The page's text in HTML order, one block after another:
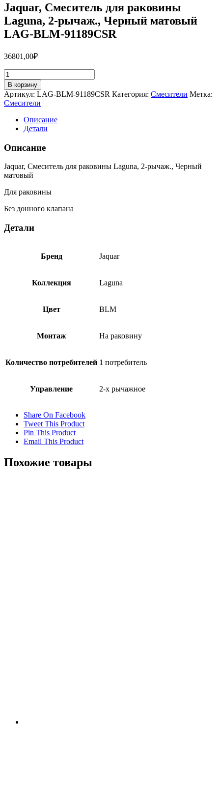
Jaquar, Смеситель для раковины
Laguna, 2-рычаж., Черный матовый
LAG-BLM-91189CSR
36801,00₽
Количество
товара
Jaquar,
Смеситель
для
раковины
Laguna,
рычаж.,
Черный
LAG-
BLM-
91189CSR
В корзину
Артикул: LAG-BLM-91189CSR Категория: Смесители Метка:
Смесители
Описание
Детали
Описание
Jaquar, Смеситель для раковины Laguna, 2-рычаж., Черный
матовый
Для раковины
Без донного клапана
Детали
Бренд Jaquar
Коллекция Laguna
Цвет BLM
Монтаж На раковину
Количество потребителей 1 потребитель
Управление 2-х рычажное
Share On Facebook
Tweet This Product
Pin This Product
Email This Product
Похожие товары